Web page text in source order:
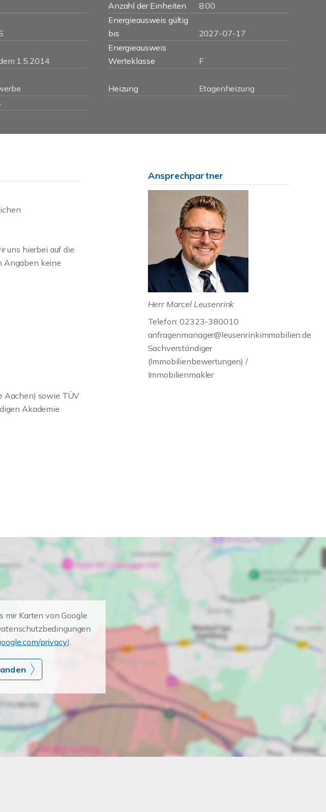
Anzahl der Einheiten
8.00
Energieausweis gültig
bis
2027-07-17
1.5.2014
Energieausweis
Werteklasse
F
Heizung
Etagenheizung
uns hierbei auf die
Angaben keine
Aachen) sowie TÜV
Akademie
Ansprechpartner
Herr Marcel Leusenrink
Telefon: 02323-380010
anfragenmanager@leusenrinkimmobilien.de
Sachverständiger
(Immobilienbewertungen) /
Immobilienmakler
mir Karten von Google
privacy).